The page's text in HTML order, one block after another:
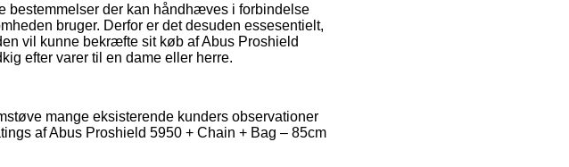
bestemmelser der kan håndhæves i forbindelse
bruger. Derfor er det desuden essesentielt,
vil kunne bekræfte sit køb af Abus Proshield
efter varer til en dame eller herre.
mange eksisterende kunders observationer
af Abus Proshield 5950 + Chain + Bag – 85cm